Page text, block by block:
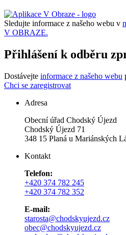
Sledujte informace z našeho webu v
V OBRAZE.
Přihlášení k odběru
Dostávejte informace z našeho webu
Chci se zaregistrovat
Adresa
Obecní úřad Chodský Újezd
Chodský Újezd 71
348 15 Planá u Mariánských
Kontakt
Telefon:
+420 374 782 245
+420 374 782 352
E-mail:
starosta@chodskyujezd.cz
obec@chodskyujezd.cz